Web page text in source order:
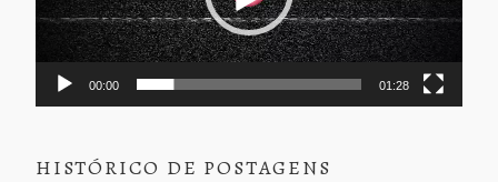
00:00 01:28
HISTÓRICO DE POSTAGENS